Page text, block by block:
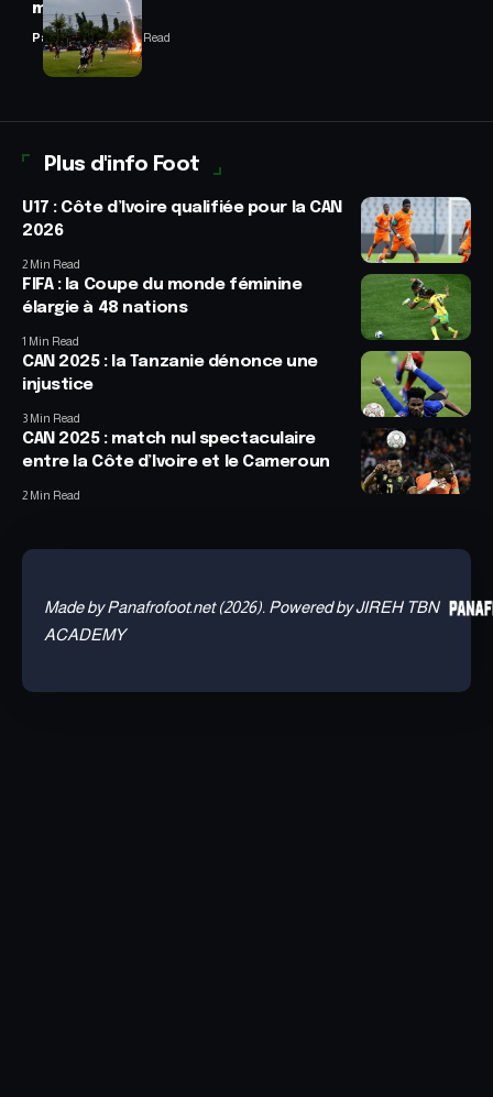
match
Panafrofoot2 Min Read
Plus d'info Foot
U17 : Côte d’Ivoire qualifiée pour la CAN
2026
2 Min Read
FIFA : la Coupe du monde féminine
élargie à 48 nations
1 Min Read
CAN 2025 : la Tanzanie dénonce une
injustice
3 Min Read
CAN 2025 : match nul spectaculaire
entre la Côte d’Ivoire et le Cameroun
2 Min Read
Made by Panafrofoot.net (2026). Powered by JIREH TBN
ACADEMY